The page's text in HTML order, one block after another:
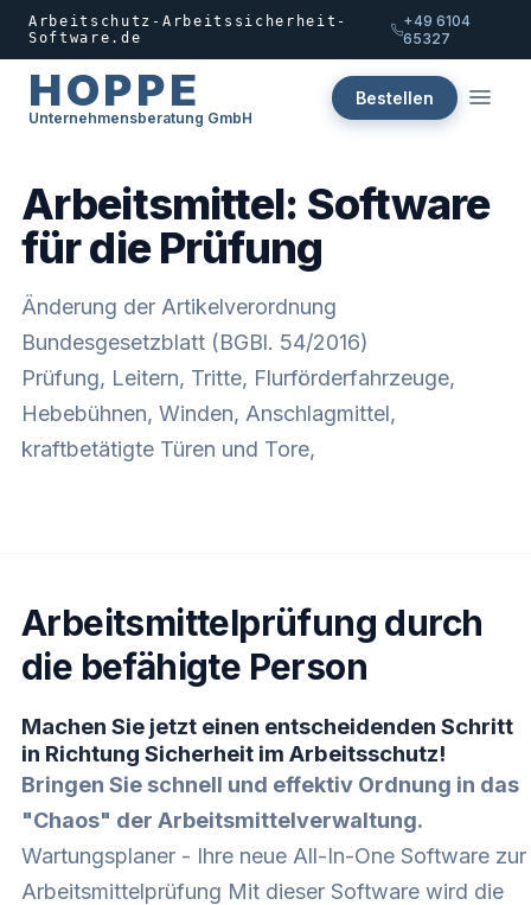
Arbeitschutz-Arbeitssicherheit-
Software.de
+49 6104
65327
HOPPE
Unternehmensberatung GmbH
Bestellen
Arbeitsmittel: Software
für die Prüfung
Änderung der Artikelverordnung
Bundesgesetzblatt (BGBl. 54/2016)
Prüfung, Leitern, Tritte, Flurförderfahrzeuge,
Hebebühnen, Winden, Anschlagmittel,
kraftbetätigte Türen und Tore,
Arbeitsmittelprüfung durch
die befähigte Person
Machen Sie jetzt einen entscheidenden Schritt
in Richtung Sicherheit im Arbeitsschutz!
Bringen Sie schnell und effektiv Ordnung in das
"Chaos" der Arbeitsmittelverwaltung.
Wartungsplaner - Ihre neue All-In-One Software zur
Arbeitsmittelprüfung Mit dieser Software wird die